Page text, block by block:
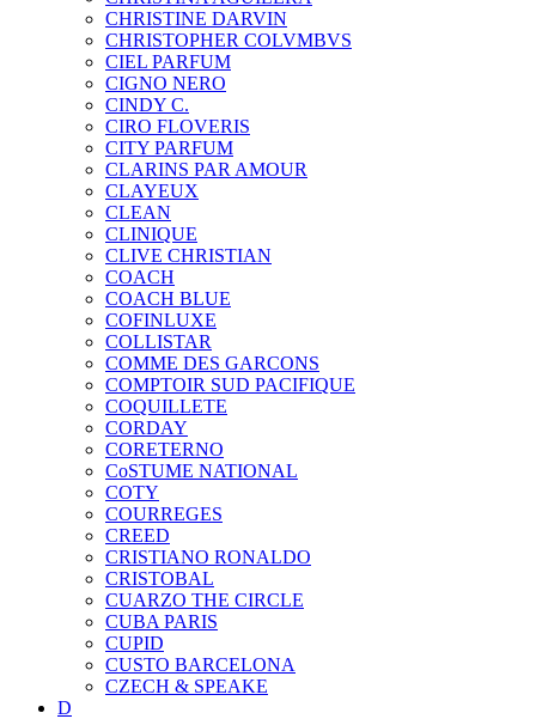
CHRISTINE DARVIN
CHRISTOPHER COLVMBVS
CIEL PARFUM
CIGNO NERO
CINDY C.
CIRO FLOVERIS
CITY PARFUM
CLARINS PAR AMOUR
CLAYEUX
CLEAN
CLINIQUE
CLIVE CHRISTIAN
COACH
COACH BLUE
COFINLUXE
COLLISTAR
COMME DES GARCONS
COMPTOIR SUD PACIFIQUE
COQUILLETE
CORDAY
CORETERNO
CoSTUME NATIONAL
COTY
COURREGES
CREED
CRISTIANO RONALDO
CRISTOBAL
CUARZO THE CIRCLE
CUBA PARIS
CUPID
CUSTO BARCELONA
CZECH & SPEAKE
D